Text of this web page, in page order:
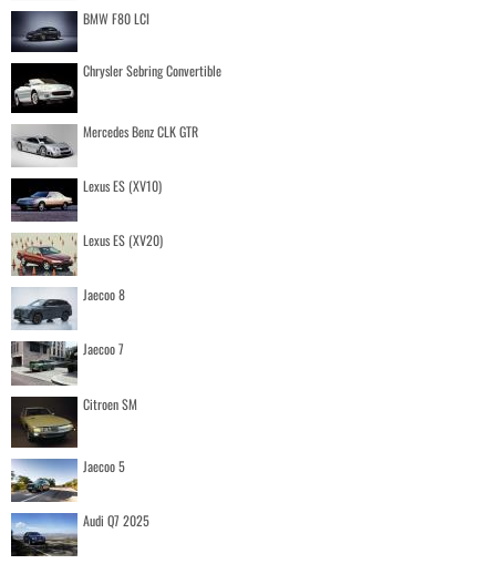
BMW F80 LCI
Chrysler Sebring Convertible
Mercedes Benz CLK GTR
Lexus ES (XV10)
Lexus ES (XV20)
Jaecoo 8
Jaecoo 7
Citroen SM
Jaecoo 5
Audi Q7 2025